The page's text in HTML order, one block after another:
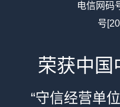
电信网码
号
荣获中国
“守信经营单